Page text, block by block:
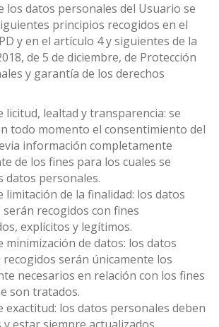
los datos personales del Usuario se
principios recogidos en el
y en el artículo 4 y siguientes de la
de 5 de diciembre, de Protección
y garantía de los derechos
licitud, lealtad y transparencia: se
todo momento el consentimiento del
información completamente
de los fines para los cuales se
datos personales.
limitación de la finalidad: los datos
recogidos con fines
explícitos y legítimos.
minimización de datos: los datos
serán únicamente los
necesarios en relación con los fines
son tratados.
exactitud: los datos personales deben